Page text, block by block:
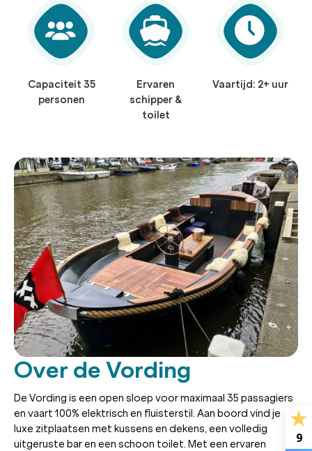
Capaciteit 35
personen
Ervaren
schipper &
toilet
Vaartijd: 2+ uur
Over de Vording
De Vording is een open sloep voor maximaal 35 passagiers
en vaart 100% elektrisch en fluisterstil. Aan boord vind je
luxe zitplaatsen met kussens en dekens, een volledig
uitgeruste bar en een schoon toilet. Met een ervaren
9